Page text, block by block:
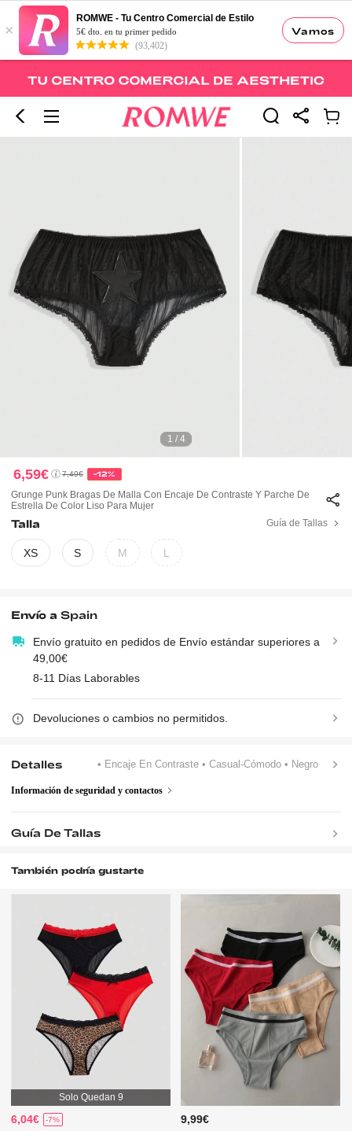
Vamos
×
ROMWE - Tu Centro Comercial de Estilo
5€ dto. en tu primer pedido
(93,402)
1 / 4
6,59€ 7,49€ -12%
Grunge Punk Bragas De Malla Con Encaje De Contraste Y Parche De
Estrella De Color Liso Para Mujer
Talla Guía de Tallas
XS S M L
Envío aSpain
Envío gratuito en pedidos de Envío estándar superiores a
49,00€
8-11 Días Laborables
Devoluciones o cambios no permitidos.
Detalles • Encaje En Contraste• Casual-Cómodo• Negro
Información de seguridad y contactos
Guía De Tallas
También podría gustarte
Solo Quedan 9
6,04€ -7% 9,99€